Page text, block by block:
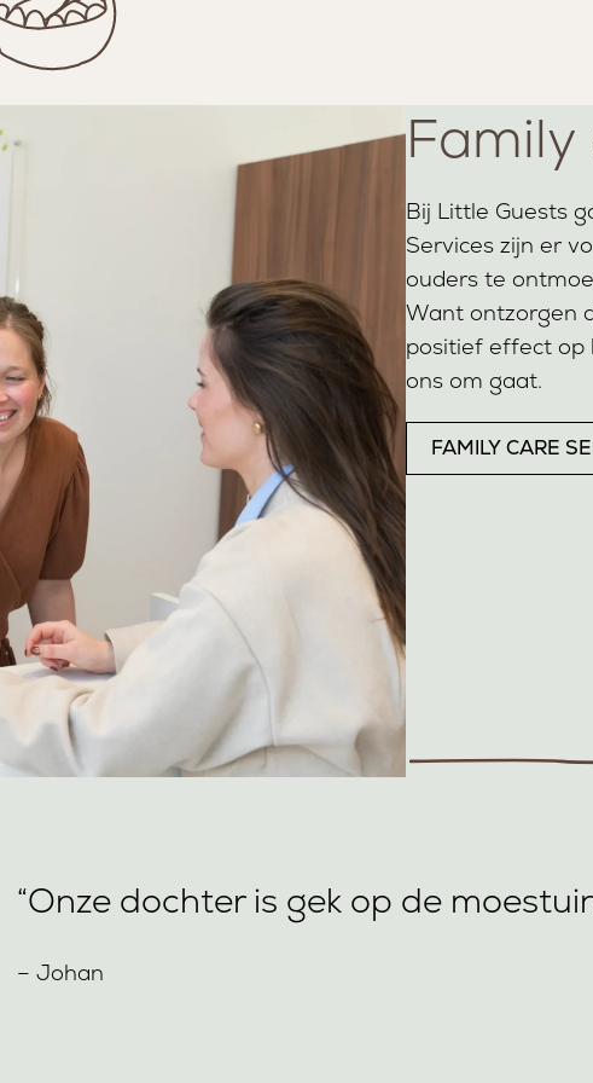
Bij Little Guests
Services zijn er
ouders te
Want ontzorgen
positief effect op
ons om gaat.
FAMILY CARE
“Onze dochter is gek op de
– Johan